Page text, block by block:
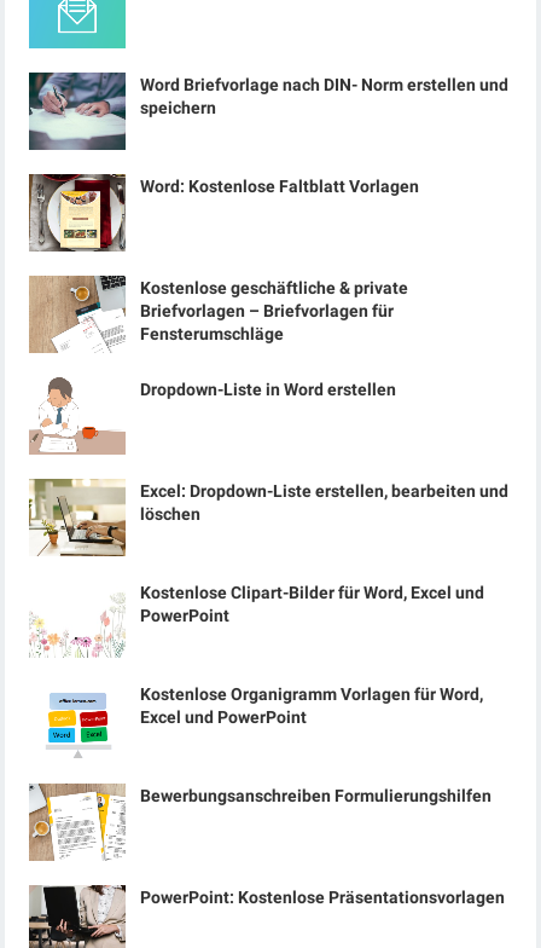
Word Briefvorlage nach DIN- Norm erstellen und
speichern
Word: Kostenlose Faltblatt Vorlagen
Kostenlose geschäftliche & private
Briefvorlagen – Briefvorlagen für
Fensterumschläge
Dropdown-Liste in Word erstellen
Excel: Dropdown-Liste erstellen, bearbeiten und
löschen
Kostenlose Clipart-Bilder für Word, Excel und
PowerPoint
Kostenlose Organigramm Vorlagen für Word,
Excel und PowerPoint
Bewerbungsanschreiben Formulierungshilfen
PowerPoint: Kostenlose Präsentationsvorlagen